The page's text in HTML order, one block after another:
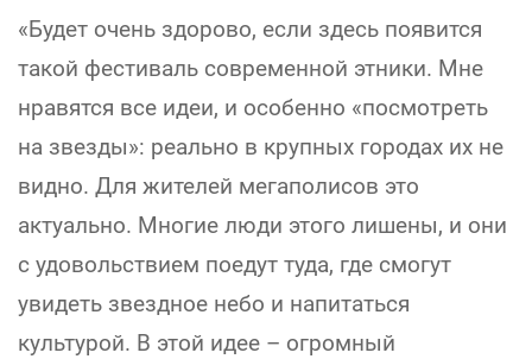
«Будет очень здорово, если здесь появится
такой фестиваль современной этники. Мне
нравятся все идеи, и особенно «посмотреть
на звезды»: реально в крупных городах их не
видно. Для жителей мегаполисов это
актуально. Многие люди этого лишены, и они
с удовольствием поедут туда, где смогут
увидеть звездное небо и напитаться
культурой. В этой идее – огромный